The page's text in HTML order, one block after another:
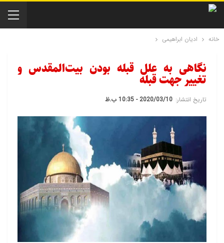
خانه ادیان ابراهیمی
نگاهی به علل قبله بودن بیت‌المقدس و
تغییر جهت قبله
تاریخ انتشار: 2020/03/10 - 10:35 ب.ظ